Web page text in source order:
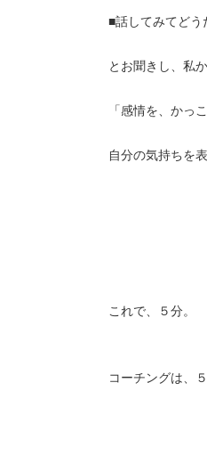
■話してみてどう
とお聞きし、私
「感情を、かっ
自分の気持ちを
これで、５分。
コーチングは、